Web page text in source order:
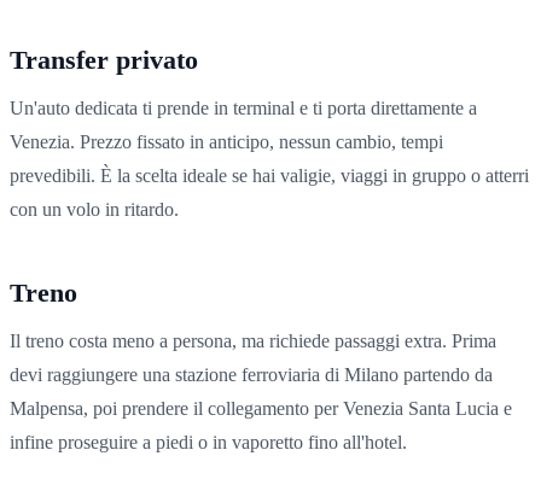
Transfer privato
Un'auto dedicata ti prende in terminal e ti porta direttamente a
Venezia. Prezzo fissato in anticipo, nessun cambio, tempi
prevedibili. È la scelta ideale se hai valigie, viaggi in gruppo o atterri
con un volo in ritardo.
Treno
Il treno costa meno a persona, ma richiede passaggi extra. Prima
devi raggiungere una stazione ferroviaria di Milano partendo da
Malpensa, poi prendere il collegamento per Venezia Santa Lucia e
infine proseguire a piedi o in vaporetto fino all'hotel.